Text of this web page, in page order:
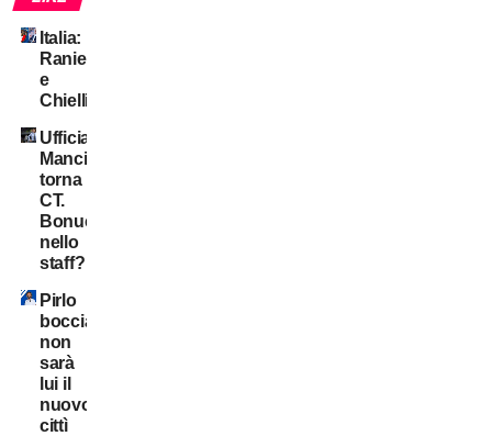
Italia:
Ranieri
e
Chiellini?
Ufficiale:
Mancini
torna
CT.
Bonucci
nello
staff?
Pirlo
bocciato:
non
sarà
lui il
nuovo
cittì